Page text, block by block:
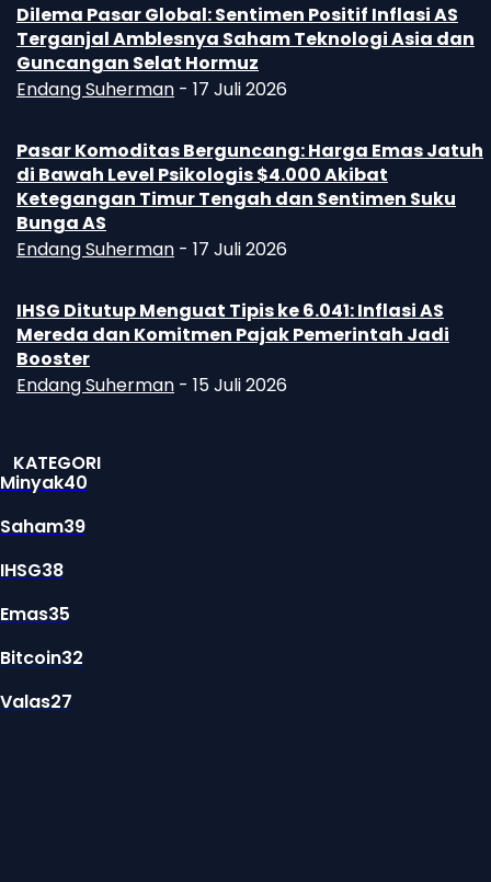
Dilema Pasar Global: Sentimen Positif Inflasi AS
Terganjal Amblesnya Saham Teknologi Asia dan
Guncangan Selat Hormuz
Endang Suherman - 17 Juli 2026
Pasar Komoditas Berguncang: Harga Emas Jatuh
di Bawah Level Psikologis $4.000 Akibat
Ketegangan Timur Tengah dan Sentimen Suku
Bunga AS
Endang Suherman - 17 Juli 2026
IHSG Ditutup Menguat Tipis ke 6.041: Inflasi AS
Mereda dan Komitmen Pajak Pemerintah Jadi
Booster
Endang Suherman - 15 Juli 2026
KATEGORI
Minyak40
Saham39
IHSG38
Emas35
Bitcoin32
Valas27